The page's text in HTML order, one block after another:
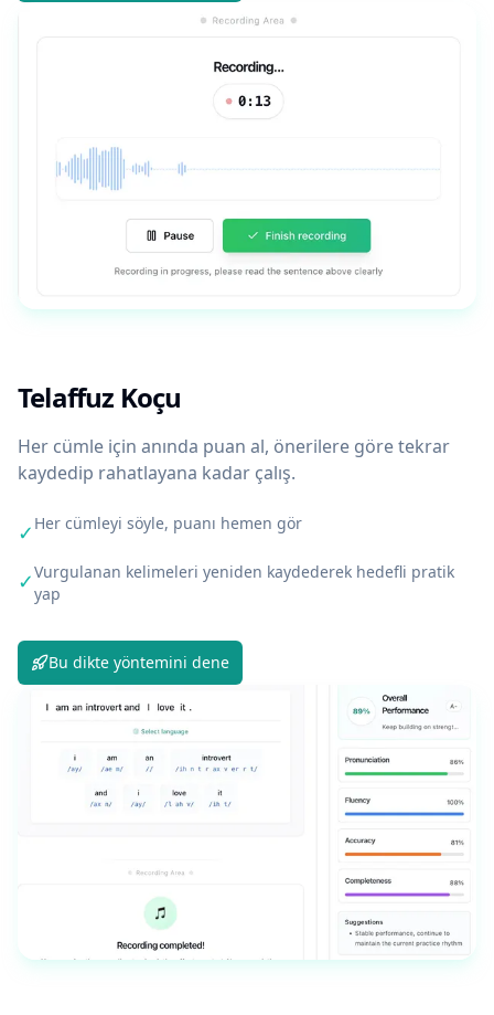
Telaffuz Koçu
Her cümle için anında puan al, önerilere göre tekrar
kaydedip rahatlayana kadar çalış.
✓ Her cümleyi söyle, puanı hemen gör
✓Vurgulanan kelimeleri yeniden kaydederek hedefli pratik
yap
Bu dikte yöntemini dene